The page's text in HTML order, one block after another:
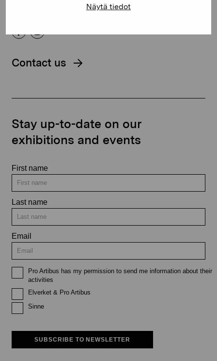
Näytä tiedot
Contact us
Stay up-to-date on our
exhibitions and events
First name
Last name
Email
Pro Artibus has my permission to send me information about their
activities
Elverket & Pro Artibus
Sinne
SUBSCRIBE TO NEWSLETTER